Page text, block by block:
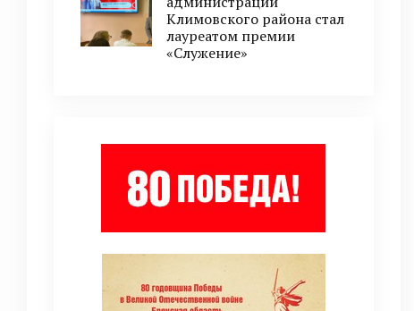
Климовского района стал
лауреатом премии
«Служение»